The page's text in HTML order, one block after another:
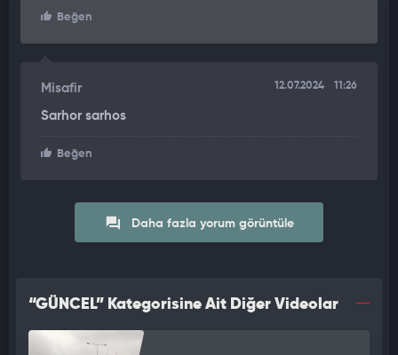
Beğen
Misafir 12.07.2024 11:26
Sarhor sarhos
Beğen
Daha fazla yorum görüntüle
“GÜNCEL” Kategorisine Ait Diğer Videolar